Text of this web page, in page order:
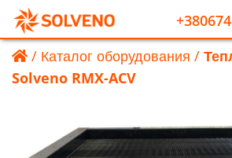
/ Каталог оборудования /
Solveno RMX-ACV